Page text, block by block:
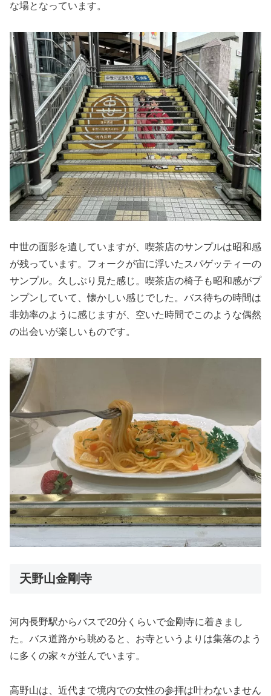
な場となっています。
中世の面影を遺していますが、喫茶店のサンプルは昭和感
が残っています。フォークが宙に浮いたスパゲッティーの
サンプル。久しぶり見た感じ。喫茶店の椅子も昭和感がプ
ンプンしていて、懐かしい感じでした。バス待ちの時間は
非効率のように感じますが、空いた時間でこのような偶然
の出会いが楽しいものです。
天野山金剛寺
河内長野駅からバスで20分くらいで金剛寺に着きまし
た。バス道路から眺めると、お寺というよりは集落のよう
に多くの家々が並んでいます。
高野山は、近代まで境内での女性の参拝は叶わないません